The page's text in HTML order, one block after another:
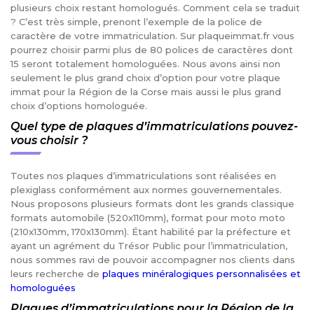
plusieurs choix restant homologués. Comment cela se traduit
? C’est très simple, prenont l’exemple de la police de
caractère de votre immatriculation. Sur plaqueimmat.fr vous
pourrez choisir parmi plus de 80 polices de caractères dont
15 seront totalement homologuées. Nous avons ainsi non
seulement le plus grand choix d’option pour votre plaque
immat pour la Région de la Corse mais aussi le plus grand
choix d’options homologuée.
Quel type de plaques d’immatriculations pouvez-
vous choisir ?
Toutes nos plaques d’immatriculations sont réalisées en
plexiglass conformément aux normes gouvernementales.
Nous proposons plusieurs formats dont les grands classique
formats automobile (520x110mm), format pour moto moto
(210x130mm, 170x130mm). Étant habilité par la préfecture et
ayant un agrément du Trésor Public pour l’immatriculation,
nous sommes ravi de pouvoir accompagner nos clients dans
leurs recherche de plaques minéralogiques personnalisées et
homologuées